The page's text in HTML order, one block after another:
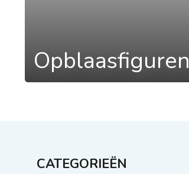
Opblaasfiguren
CATEGORIEËN